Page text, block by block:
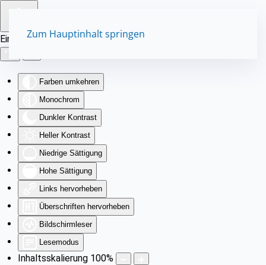
Eingabehilfen öffnen
Farben umkehren
Monochrom
Dunkler Kontrast
Heller Kontrast
Niedrige Sättigung
Hohe Sättigung
Links hervorheben
Überschriften hervorheben
Bildschirmleser
Lesemodus
Inhaltsskalierung 100%
Zum Hauptinhalt springen